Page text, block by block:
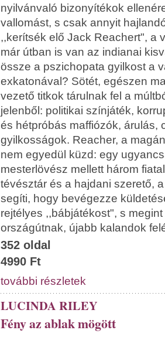
nyilvánvaló bizonyítékok
vallomást, s csak annyit
,,kerítsék elő Jack Reachert", a
már útban is van az indianai
össze a pszichopata gyilkost a
exkatonával? Sötét, egészen
vezető titkok tárulnak fel a
jelenből: politikai színjáték,
és hétpróbás maffiózók, árulás,
gyilkosságok. Reacher, a
nem egyedül küzd: egy
mesterlövész mellett három
tévésztár és a hajdani szerető,
segíti, hogy bevégezze
rejtélyes ,,bábjátékost", s
országútnak, újabb kalandok
352 oldal
4990 Ft
további részletek
LUCINDA RILEY
Fény az ablak mögött